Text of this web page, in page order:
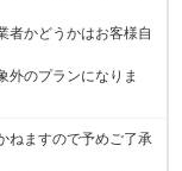
者かどうかはお客様自
外のプランになりま
ねますので予めご了承